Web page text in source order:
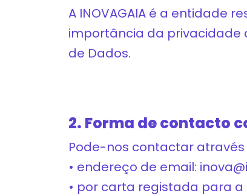
A INOVAGAIA é a entidade
importância da privacidade
de Dados.
2. Forma de contacto
Pode-nos contactar através
• endereço de email:
• por carta registada para a